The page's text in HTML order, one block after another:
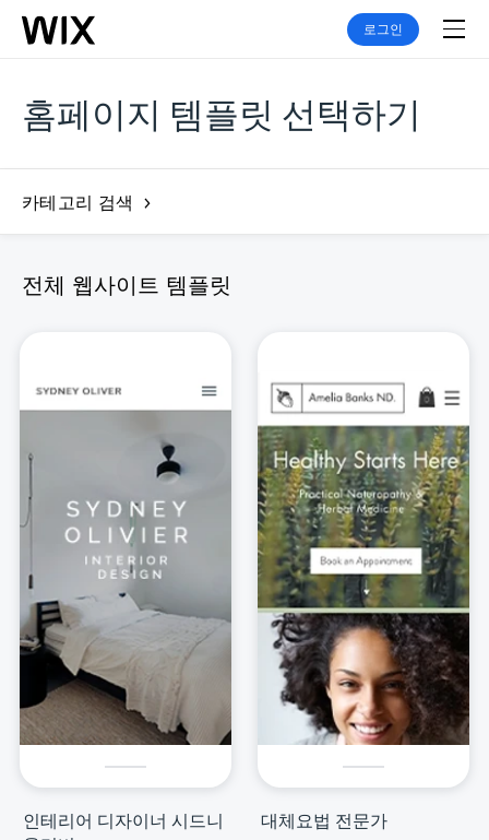
로그인
홈페이지 템플릿 선택하기
카테고리 검색
전체 웹사이트 템플릿
인테리어 디자이너 시드니
대체요법 전문가